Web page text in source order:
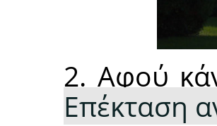
2. Αφού
Επέκταση